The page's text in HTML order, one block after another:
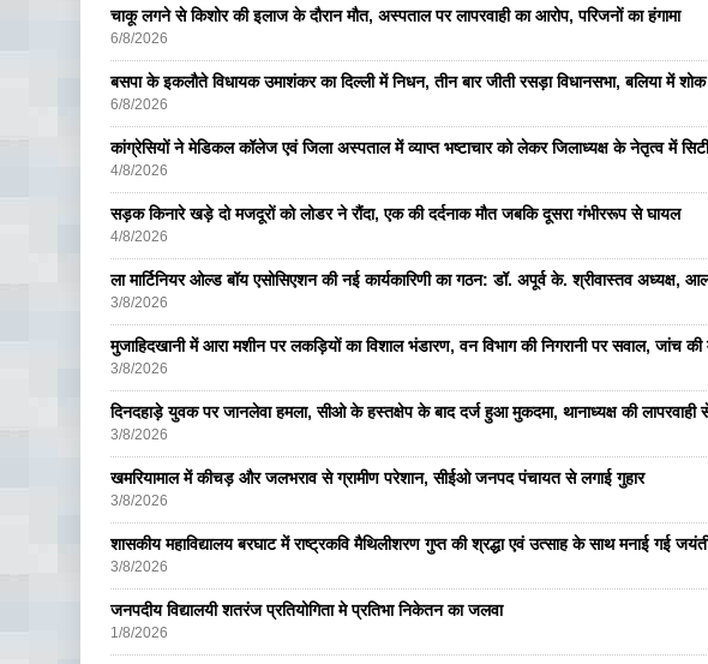
चाकू लगने से किशोर की इलाज के दौरान मौत, अस्पताल पर लापरवाही का आरोप, परिजनों का हंगामा
6/8/2026
बसपा के इकलाैते विधायक उमाशंकर का दिल्ली में निधन, तीन बार जीती रसड़ा विधानसभा, बलिया में
6/8/2026
कांग्रेसियों ने मेडिकल कॉलेज एवं जिला अस्पताल में व्याप्त भष्टाचार को लेकर जिलाध्यक्ष के नेतृत्व में
4/8/2026
सड़क किनारे खड़े दो मजदूरों को लोडर ने रौंदा, एक की दर्दनाक मौत जबकि दूसरा गंभीररूप से घायल
4/8/2026
ला मार्टिनियर ओल्ड बॉय एसोसिएशन की नई कार्यकारिणी का गठन: डॉ. अपूर्व के. श्रीवास्तव अध्यक्ष,
3/8/2026
मुजाहिदखानी में आरा मशीन पर लकड़ियों का विशाल भंडारण, वन विभाग की निगरानी पर सवाल, जांच की
3/8/2026
दिनदहाड़े युवक पर जानलेवा हमला, सीओ के हस्तक्षेप के बाद दर्ज हुआ मुकदमा, थानाध्यक्ष की लापरवाही
3/8/2026
खमरियामाल में कीचड़ और जलभराव से ग्रामीण परेशान, सीईओ जनपद पंचायत से लगाई गुहार
3/8/2026
शासकीय महाविद्यालय बरघाट में राष्ट्रकवि मैथिलीशरण गुप्त की श्रद्धा एवं उत्साह के साथ मनाई गई
3/8/2026
जनपदीय विद्यालयी शतरंज प्रतियोगिता मे प्रतिभा निकेतन का जलवा
1/8/2026